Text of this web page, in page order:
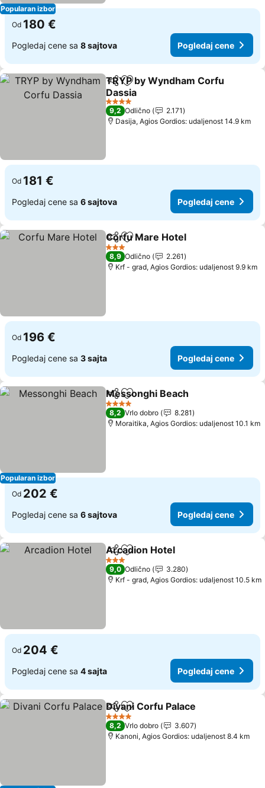
Popularan izbor
Od 180 €
Pogledaj cene sa 8 sajtova Pogledaj cene
Deli Dodati u favorite
TRYP by Wyndham Corfu
Dassia
Pogledaj cene
4 Zvezdice
9,2 Odlično
2.171
Dasija, Agios Gordios: udaljenost 14.9 km
Od 181 €
Pogledaj cene sa 6 sajtova Pogledaj cene
Deli Dodati u favorite
Corfu Mare Hotel
3 Zvezdice
8,9 Odlično
2.261
Krf - grad, Agios Gordios: udaljenost 9.9 km
Od 196 €
Pogledaj cene sa 3 sajta Pogledaj cene
Popularan izbor
Deli Dodati u favorite
Messonghi Beach
4 Zvezdice
8,2 Vrlo dobro
8.281
Moraitika, Agios Gordios: udaljenost 10.1 km
Od 202 €
Pogledaj cene sa 6 sajtova Pogledaj cene
Deli Dodati u favorite
Arcadion Hotel
3 Zvezdice
9,0 Odlično
3.280
Krf - grad, Agios Gordios: udaljenost 10.5 km
Od 204 €
Pogledaj cene sa 4 sajta Pogledaj cene
Deli Dodati u favorite
Divani Corfu Palace
4 Zvezdice
8,2 Vrlo dobro
3.607
Kanoni, Agios Gordios: udaljenost 8.4 km